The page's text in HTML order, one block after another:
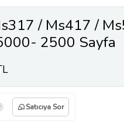
/ Ms417 /
2500 Sayfa
Satıcıya Sor